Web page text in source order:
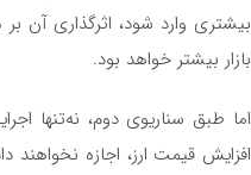
بیشتری وارد شود، اثرگذاری آن
بازار بیشتر خواهد بود.
اما طبق سناریوی دوم، نه‌تنها
افزایش قیمت ارز، اجازه نخواهند